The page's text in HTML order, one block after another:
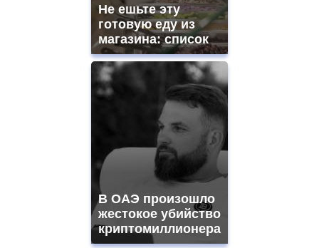
https://www.replicasrelojes.to/
Не ешьте эту
готовую еду из
магазина: список
В ОАЭ произошло
жестокое убийство
криптомиллионера